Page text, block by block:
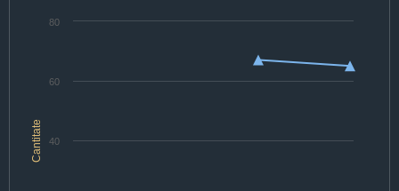
Cantitate 40
60
80